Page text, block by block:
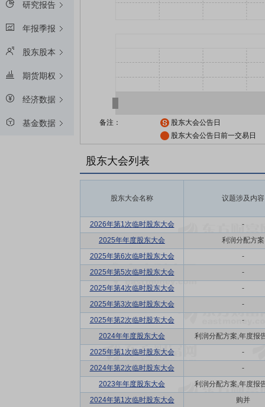
研究报告
年报季报
股东股本
期货期权
经济数据
基金数据 备注：
股东大会公告日
股东大会公告日前一交易日
股东大会列表
股东大会名称 议题涉及内容
2026年第1次临时股东大会
-
2025年年度股东大会
利润分配方案
2025年第6次临时股东大会
-
2025年第5次临时股东大会
-
2025年第4次临时股东大会
-
2025年第3次临时股东大会
-
2025年第2次临时股东大会
-
2024年年度股东大会
利润分配方案,年度报
2025年第1次临时股东大会
-
2024年第2次临时股东大会
-
2023年年度股东大会
利润分配方案,年度报
2024年第1次临时股东大会
购并